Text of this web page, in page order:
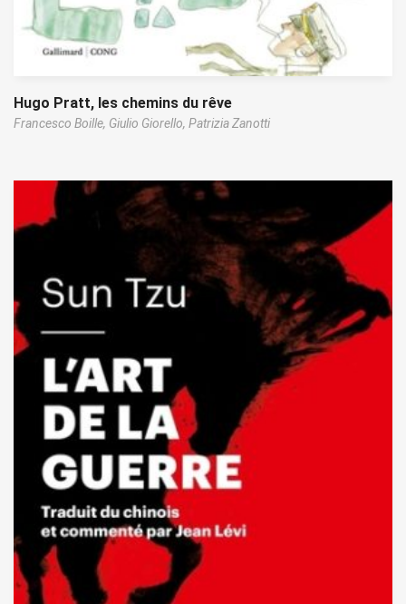
Hugo Pratt, les chemins du rêve
Francesco Boille, Giulio Giorello, Patrizia Zanotti